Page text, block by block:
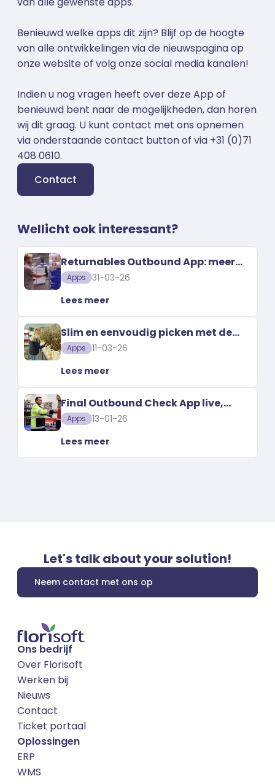
Benieuwd welke apps dit zijn? Blijf op de hoogte
van alle ontwikkelingen via de nieuwspagina op
onze website of volg onze social media kanalen!
Indien u nog vragen heeft over deze App of
benieuwd bent naar de mogelijkheden, dan horen
wij dit graag. U kunt contact met ons opnemen
via onderstaande contact button of via +31 (0)71
408 0610.
Contact
Wellicht ook interessant?
Returnables Outbound App: meer
grip op uw emballage
Apps
31-03-26
Lees meer
Slim en eenvoudig picken met de
Orderpicking App
Apps
11-03-26
Lees meer
Final Outbound Check App live,
ontwikkeld via co-creatie
Apps
13-01-26
Lees meer
Let's talk about your solution!
Neem contact met ons op
Ons bedrijf
Over Florisoft
Werken bij
Nieuws
Contact
Ticket portaal
Oplossingen
ERP
WMS